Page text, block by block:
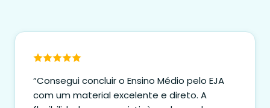
“Consegui concluir o Ensino Médio pelo EJA
com um material excelente e direto. A